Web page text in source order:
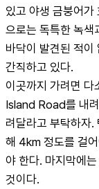
있고 야생 금붕어가
으로는 독특한 녹색
바닥이 발견된 적이
간직하고 있다.
이곳까지 가려면
Island Road를 내
려달라고 부탁하자.
해 4km 정도를 걸
야 한다. 마지막에
것이다.